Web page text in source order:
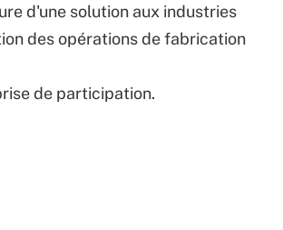
d'une solution aux industries
des opérations de fabrication
de participation.